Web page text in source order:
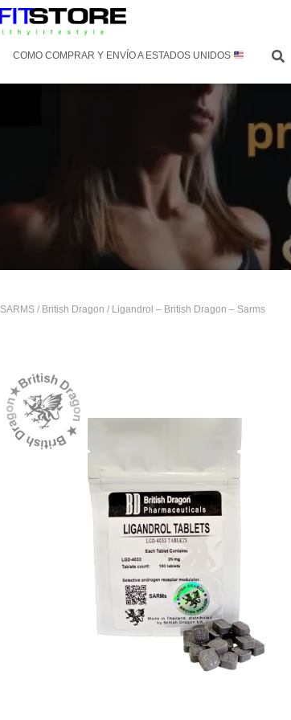
COMO COMPRAR Y ENVÍO A ESTADOS UNIDOS
SARMS / British Dragon / Ligandrol – British Dragon – Sarms